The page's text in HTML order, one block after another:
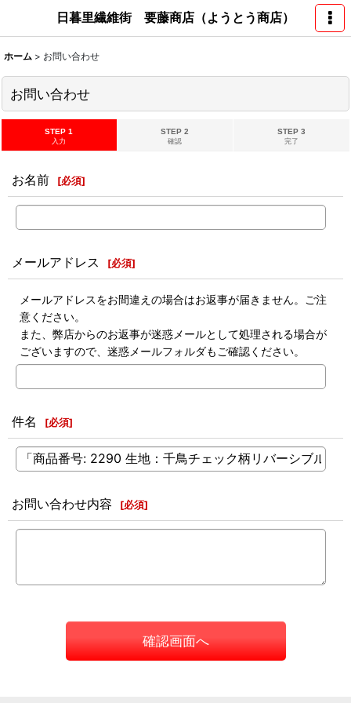
日暮里繊維街 要藤商店（ようとう商店）
ホーム > お問い合わせ
お問い合わせ
STEP 1
入力
STEP 2
確認
STEP 3
完了
お名前 [必須]
メールアドレス [必須]
メールアドレスをお間違えの場合はお返事が届きません。ご注
意ください。
また、弊店からのお返事が迷惑メールとして処理される場合が
ございますので、迷惑メールフォルダもご確認ください。
件名 [必須]
お問い合わせ内容 [必須]
確認画面へ